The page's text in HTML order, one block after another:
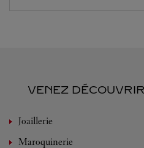
VENEZ
Joaillerie
Maroquinerie